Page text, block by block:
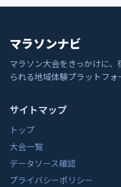
マラソンナビ
マラソン大会をきっかけに
られる地域体験プラットフォ
サイトマップ
トップ
大会一覧
データソース確認
プライバシーポリシー